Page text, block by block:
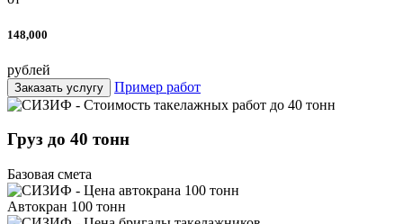
148,000
рублей
Заказать услугу Пример работ
Груз до 40 тонн
Базовая смета
Автокран 100 тонн